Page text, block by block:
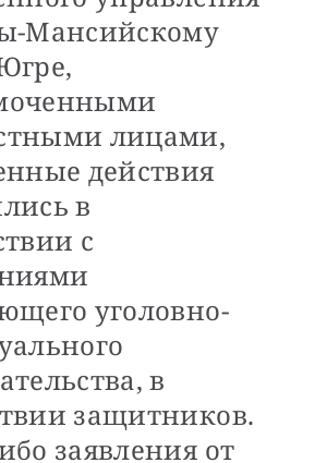
Мансийскому
лицами,
действия
в
с
уголовно-
в
защитников.
заявления от